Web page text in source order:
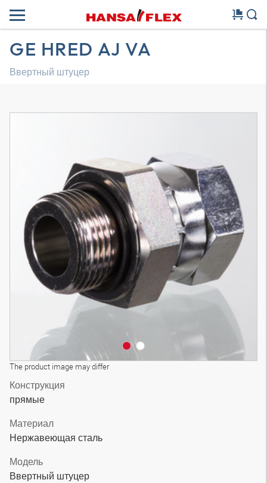
GE HRED AJ VA
Ввертный штуцер
The product image may differ
Конструкция
прямые
Материал
Нержавеющая сталь
Модель
Ввертный штуцер